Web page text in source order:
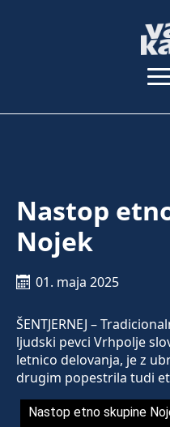
Nastop
Nojek
01. maja 2025
ŠENTJERNEJ –
ljudski pevci Vrhpolje
letnico delovanja, je z
drugim popestrila tudi
Nastop etno skupine